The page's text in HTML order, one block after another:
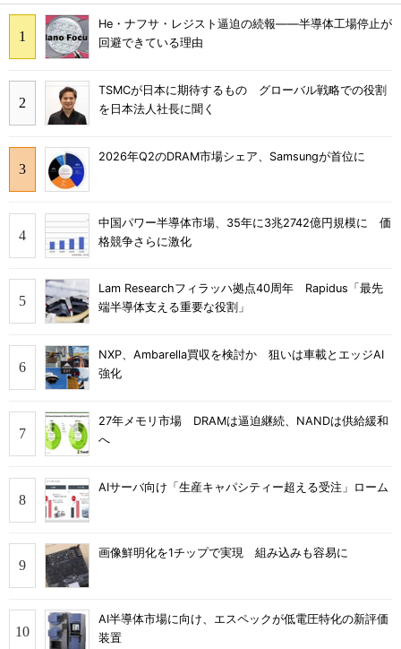
He・ナフサ・レジスト逼迫の続報――半導体工場停止が
回避できている理由
TSMCが日本に期待するもの グローバル戦略での役割
を日本法人社長に聞く
2026年Q2のDRAM市場シェア、Samsungが首位に
中国パワー半導体市場、35年に3兆2742億円規模に 価
格競争さらに激化
Lam Researchフィラッハ拠点40周年 Rapidus「最先
端半導体支える重要な役割」
NXP、Ambarella買収を検討か 狙いは車載とエッジAI
強化
27年メモリ市場 DRAMは逼迫継続、NANDは供給緩和
へ
AIサーバ向け「生産キャパシティー超える受注」ローム
画像鮮明化を1チップで実現 組み込みも容易に
AI半導体市場に向け、エスペックが低電圧特化の新評価
装置